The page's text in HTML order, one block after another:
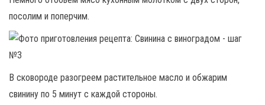
посолим и поперчим.
В сковороде разогреем растительное масло и обжарим
свинину по 5 минут с каждой стороны.